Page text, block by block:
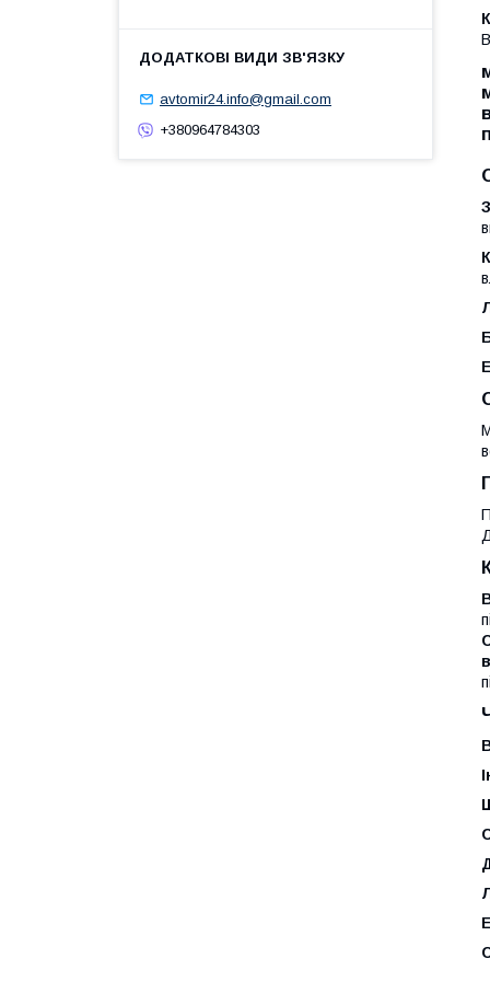
avtomir24.info@gmail.com
+380964784303